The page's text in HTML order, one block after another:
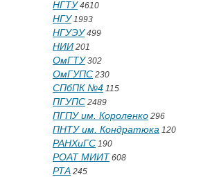
НГТУ4610
НГУ1993
НГУЭУ499
НИИ 201
ОмГТУ302
ОмГУПС 230
СПбПК №4 115
ПГУПС 2489
ПГПУ им. Короленко 296
ПНТУ им. Кондратюка 120
РАНХиГС 190
РОАТ МИИТ 608
РТА 245